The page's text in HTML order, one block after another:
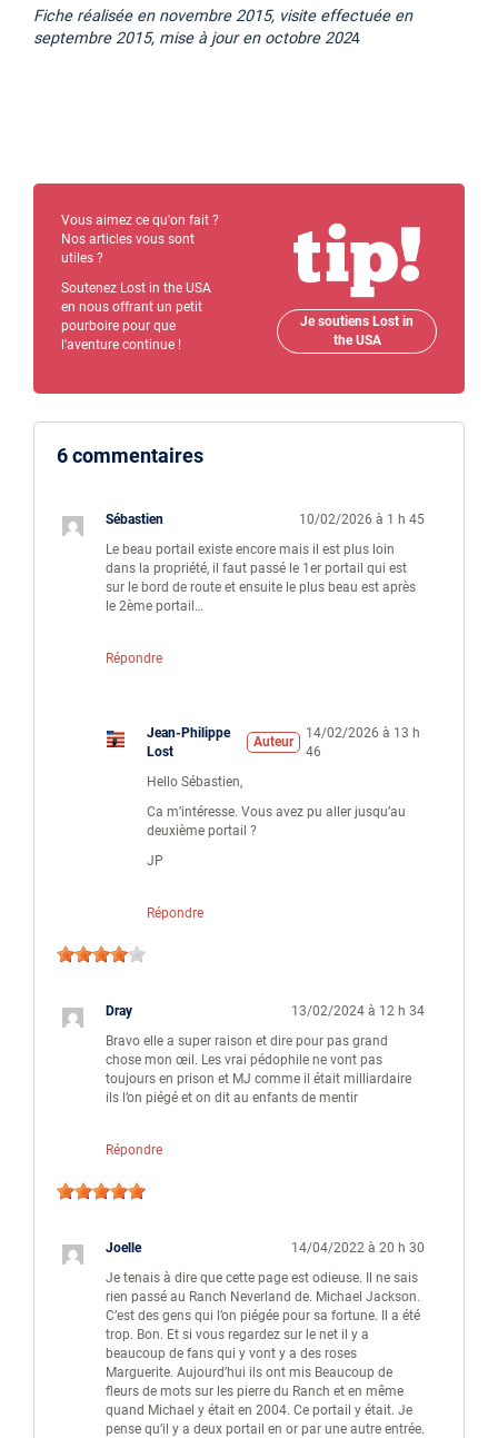
Fiche réalisée en novembre 2015, visite effectuée en
septembre 2015, mise à jour en octobre 2024
Vous aimez ce qu'on fait ?
Nos articles vous sont
utiles ?
Soutenez Lost in the USA
en nous offrant un petit
pourboire pour que
l'aventure continue !
Je soutiens Lost in
the USA
6 commentaires
Sébastien
10/02/2026 à 1 h 45
Le beau portail existe encore mais il est plus loin
dans la propriété, il faut passé le 1er portail qui est
sur le bord de route et ensuite le plus beau est après
le 2ème portail…
Répondre
Jean-Philippe
Lost
Auteur
14/02/2026 à 13 h
46
Hello Sébastien,
Ca m’intéresse. Vous avez pu aller jusqu’au
deuxième portail ?
JP
Répondre
Dray
13/02/2024 à 12 h 34
Bravo elle a super raison et dire pour pas grand
chose mon œil. Les vrai pédophile ne vont pas
toujours en prison et MJ comme il était milliardaire
ils l’on piégé et on dit au enfants de mentir
Répondre
Joelle
14/04/2022 à 20 h 30
Je tenais à dire que cette page est odieuse. Il ne sais
rien passé au Ranch Neverland de. Michael Jackson.
C’est des gens qui l’on piégée pour sa fortune. Il a été
trop. Bon. Et si vous regardez sur le net il y a
beaucoup de fans qui y vont y a des roses
Marguerite. Aujourd’hui ils ont mis Beaucoup de
fleurs de mots sur les pierre du Ranch et en même
quand Michael y était en 2004. Ce portail y était. Je
pense qu’il y a deux portail en or par une autre entrée.